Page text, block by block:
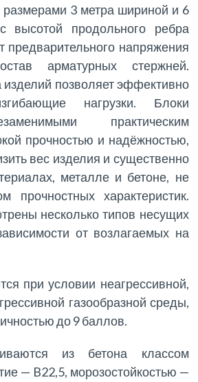
размерами 3 метра шириной и 6
высотой продольного ребра
напряжения
арматурных стержней.
позволяет эффективно
нагрузки. Блоки
практическим
прочностью и надёжностью,
вес изделия и существенно
металле и бетоне, не
прочностных характеристик.
несколько типов несущих
от возлагаемых на
при условии неагрессивной,
газообразной среды,
до 9 баллов.
из бетона классом
— B22,5, морозостойкостью —